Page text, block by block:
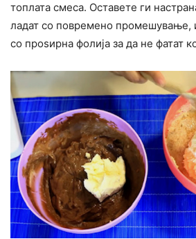
топлата смеса. Оставете ги
ладат со повремено промешување,
со проѕирна фолија за да не фатат